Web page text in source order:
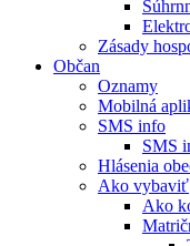
Zásady
Občan
Oznamy
Mobilná
SMS info
SMS
Hlásenia
Ako vybaviť
Ako